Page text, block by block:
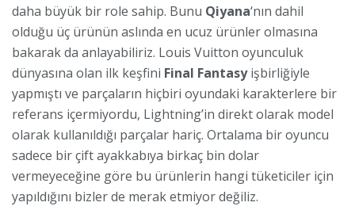
daha büyük bir role sahip. Bunu Qiyana‘nın dahil
olduğu üç ürünün aslında en ucuz ürünler olmasına
bakarak da anlayabiliriz. Louis Vuitton oyunculuk
dünyasına olan ilk keşfini Final Fantasyişbirliğiyle
yapmıştı ve parçaların hiçbiri oyundaki karakterlere bir
referans içermiyordu, Lightning’in direkt olarak model
olarak kullanıldığı parçalar hariç. Ortalama bir oyuncu
sadece bir çift ayakkabıya birkaç bin dolar
vermeyeceğine göre bu ürünlerin hangi tüketiciler için
yapıldığını bizler de merak etmiyor değiliz.